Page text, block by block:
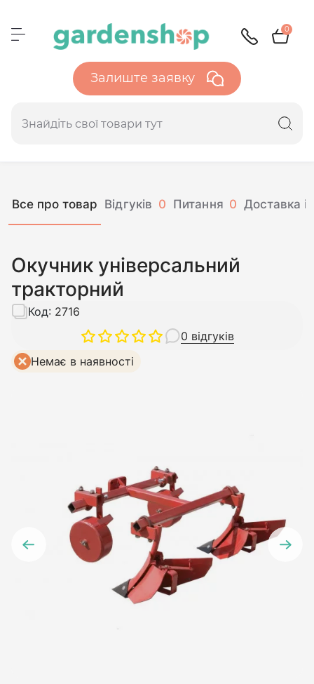
0
Залиште заявку
Все про товар Відгуків 0 Питання 0 Доставка і
Окучник універсальний
тракторний
0 відгуків
Код: 2716
Немає в наявності